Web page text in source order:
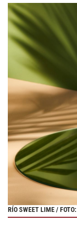
RÍO SWEET LIME /